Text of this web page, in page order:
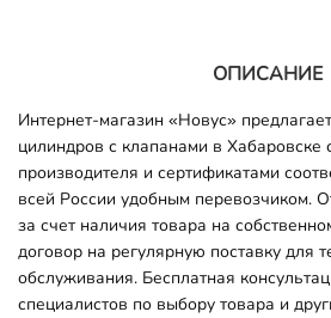
ОПИСАНИЕ
Интернет-магазин «Новус»
цилиндров с клапанами в Хабаровске
производителя и сертификатами
всей России удобным перевозчиком.
за счет наличия товара на
договор на регулярную поставку для
обслуживания. Бесплатная
специалистов по выбору товара и